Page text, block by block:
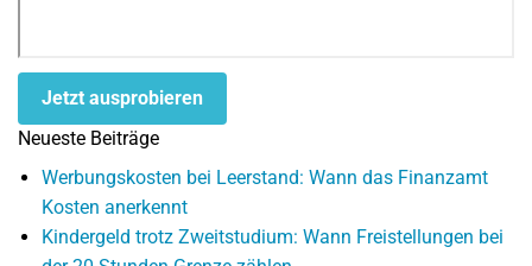
Jetzt ausprobieren
Neueste Beiträge
Werbungskosten bei Leerstand: Wann das Finanzamt
Kosten anerkennt
Kindergeld trotz Zweitstudium: Wann Freistellungen bei